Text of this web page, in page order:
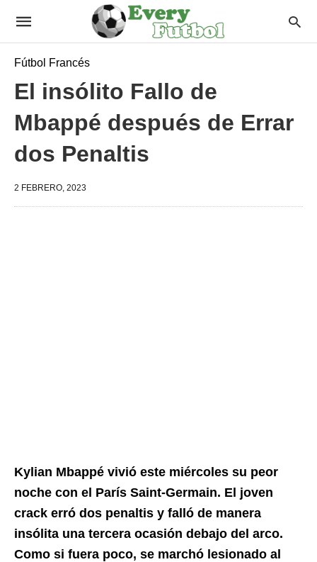
Fútbol Francés
El insólito Fallo de
Mbappé después de Errar
dos Penaltis
2 FEBRERO, 2023
Kylian Mbappé vivió este miércoles su peor
noche con el París Saint-Germain. El joven
crack erró dos penaltis y falló de manera
insólita una tercera ocasión debajo del arco.
Como si fuera poco, se marchó lesionado al